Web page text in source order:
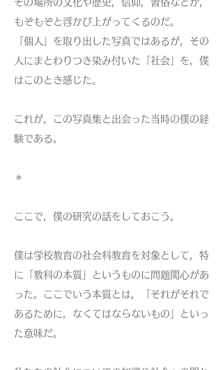
その場所の文化や歴史，信仰，習俗などが，
もぞもぞと浮かび上がってくるのだ。
「個人」を取り出した写真ではあるが，その
人にまとわりつき染み付いた「社会」を，僕
はこのとき感じた。
これが，この写真集と出会った当時の僕の経
験である。
＊
ここで，僕の研究の話をしておこう。
僕は学校教育の社会科教育を対象として，特
に「教科の本質」というものに問題関心があ
った。ここでいう本質とは，「それがそれで
あるために，なくてはならないもの」といっ
た意味だ。